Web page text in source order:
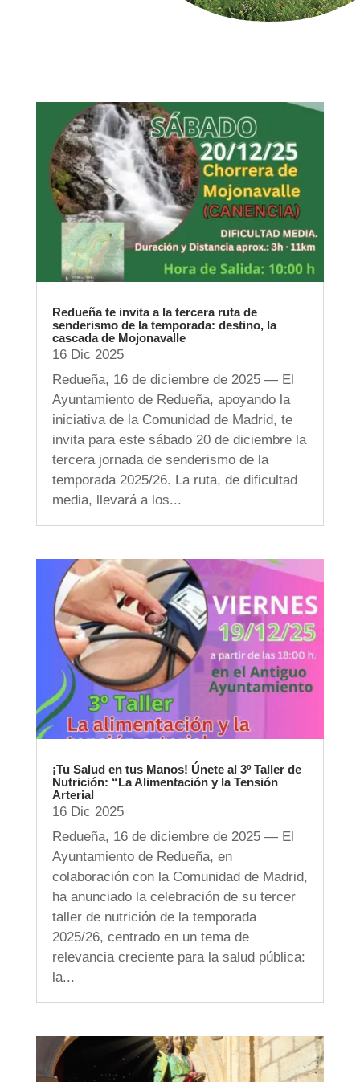
Redueña te invita a la tercera ruta de
senderismo de la temporada: destino, la
cascada de Mojonavalle
16 Dic 2025
Redueña, 16 de diciembre de 2025 — El
Ayuntamiento de Redueña, apoyando la
iniciativa de la Comunidad de Madrid, te
invita para este sábado 20 de diciembre la
tercera jornada de senderismo de la
temporada 2025/26. La ruta, de dificultad
media, llevará a los...
¡Tu Salud en tus Manos! Únete al 3º Taller de
Nutrición: “La Alimentación y la Tensión
Arterial
16 Dic 2025
Redueña, 16 de diciembre de 2025 — El
Ayuntamiento de Redueña, en
colaboración con la Comunidad de Madrid,
ha anunciado la celebración de su tercer
taller de nutrición de la temporada
2025/26, centrado en un tema de
relevancia creciente para la salud pública:
la...